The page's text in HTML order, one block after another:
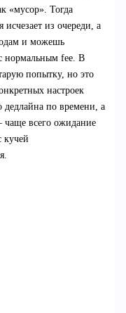
«мусор». Тогда
исчезает из очереди, а
и можешь
нормальным fee. В
попытку, но это
настроек
дедлайна по времени, а
чаще всего ожидание
кучей